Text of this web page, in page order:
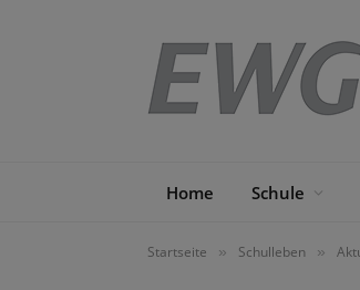
Home Schule
Startseite » Schulleben »